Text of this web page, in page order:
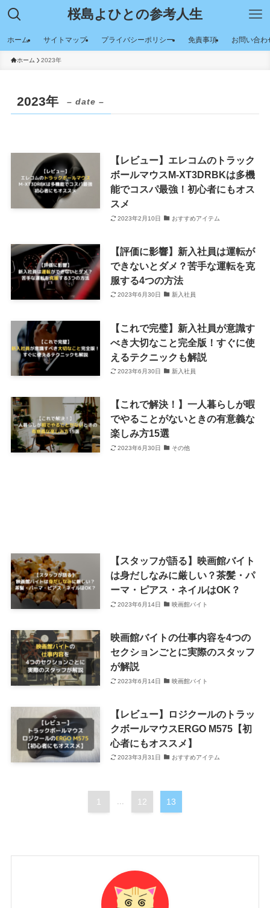
桜島よひとの参考人生
ホーム サイトマップ プライバシーポリシー 免責事項 お問い合わ
ホーム 2023年
2023年 – date –
【レビュー】エレコムのトラック
ボールマウスM-XT3DRBKは多機
能でコスパ最強！初心者にもオス
スメ
2023年2月10日 おすすめアイテム
【評価に影響】新入社員は運転が
できないとダメ？苦手な運転を克
服する4つの方法
2023年6月30日 新入社員
【これで完璧】新入社員が意識す
べき大切なこと完全版！すぐに使
えるテクニックも解説
2023年6月30日 新入社員
【これで解決！】一人暮らしが暇
でやることがないときの有意義な
楽しみ方15選
2023年6月30日 その他
【スタッフが語る】映画館バイト
は身だしなみに厳しい？茶髪・パ
ーマ・ピアス・ネイルはOK？
2023年6月14日 映画館バイト
映画館バイトの仕事内容を4つの
セクションごとに実際のスタッフ
が解説
2023年6月14日 映画館バイト
【レビュー】ロジクールのトラッ
クボールマウスERGO M575【初
心者にもオススメ】
2023年3月31日 おすすめアイテム
1 ... 12 13